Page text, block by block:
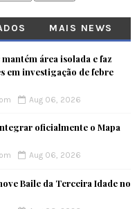
MAIS NEWS
área isolada e faz
em investigação de febre
Aug 06, 2026
oficialmente o Mapa
Aug 06, 2026
Baile da Terceira Idade no